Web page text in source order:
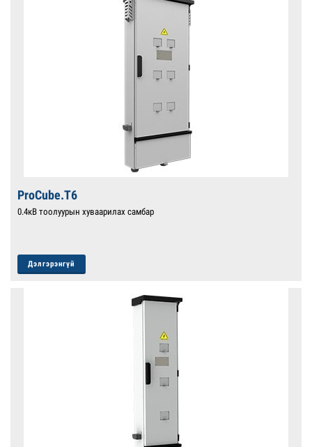
ProCube.T6
0.4кВ тоолуурын хуваарилах самбар
Дэлгэрэнгүй